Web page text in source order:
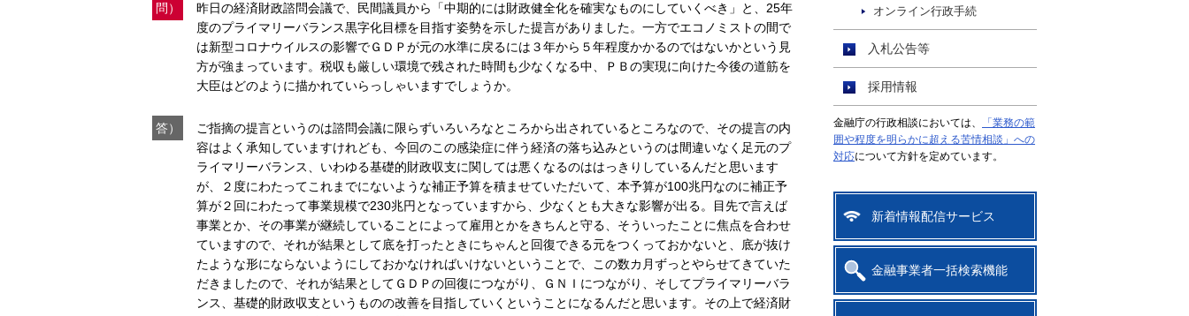
問）
昨日の経済財政諮問会議で、民間議員から「中期的には財政健全化を確実なものにしていくべき」と、25年
度のプライマリーバランス黒字化目標を目指す姿勢を示した提言がありました。一方でエコノミストの間で
は新型コロナウイルスの影響でＧＤＰが元の水準に戻るには３年から５年程度かかるのではないかという見
方が強まっています。税収も厳しい環境で残された時間も少なくなる中、ＰＢの実現に向けた今後の道筋を
大臣はどのように描かれていらっしゃいますでしょうか。
答）
ご指摘の提言というのは諮問会議に限らずいろいろなところから出されているところなので、その提言の内
容はよく承知していますけれども、今回のこの感染症に伴う経済の落ち込みというのは間違いなく足元のプ
ライマリーバランス、いわゆる基礎的財政収支に関しては悪くなるのははっきりしているんだと思います
が、２度にわたってこれまでにないような補正予算を積ませていただいて、本予算が100兆円なのに補正予
算が２回にわたって事業規模で230兆円となっていますから、少なくとも大きな影響が出る。目先で言えば
事業とか、その事業が継続していることによって雇用とかをきちんと守る、そういったことに焦点を合わせ
ていますので、それが結果として底を打ったときにちゃんと回復できる元をつくっておかないと、底が抜け
たような形にならないようにしておかなければいけないということで、この数カ月ずっとやらせてきていた
だきましたので、それが結果としてＧＤＰの回復につながり、ＧＮＩにつながり、そしてプライマリーバラ
ンス、基礎的財政収支というものの改善を目指していくということになるんだと思います。その上で経済財
オンライン行政手続
入札公告等
採用情報
金融庁の行政相談においては、
「業務の範
囲や程度を明らかに超える苦情相談」への
対応について方針を定めています。
新着情報配信サービス
金融事業者一括検索機能